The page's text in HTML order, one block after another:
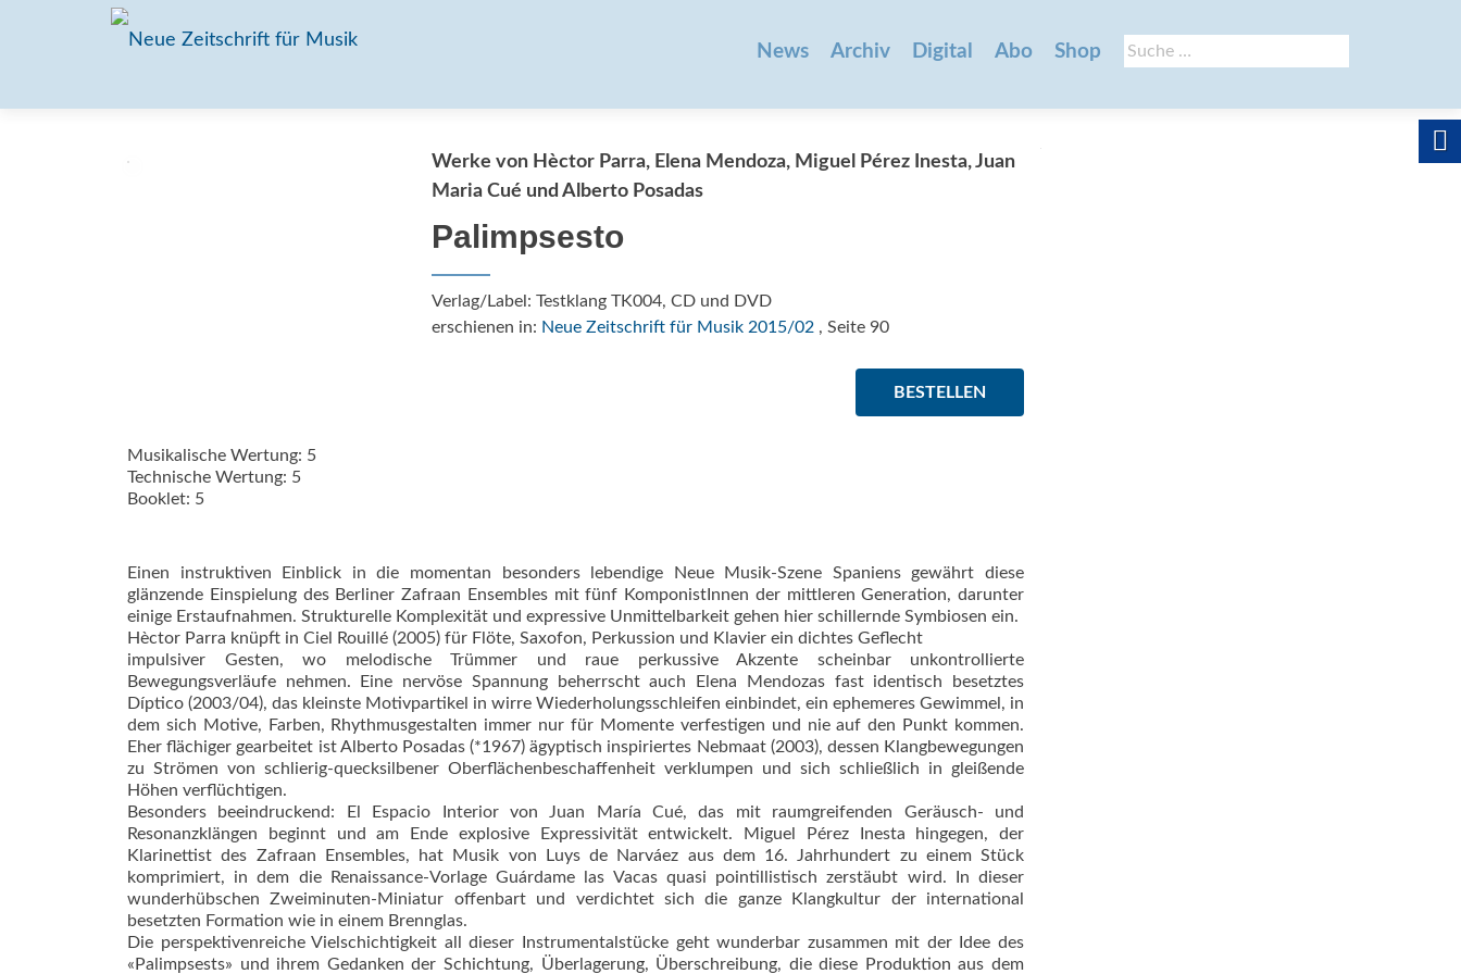
Suche
nach:
News Archiv Digital Abo Shop
Werke von Hèctor Parra, Elena Mendoza, Miguel Pérez Inesta, Juan
Maria Cué und Alberto Posadas
Palimpsesto
Verlag/Label: Testklang TK004, CD und DVD
erschienen in: Neue Zeitschrift für Musik 2015/02, Seite 90
BESTELLEN
Musikalische Wertung: 5
Technische Wertung: 5
Booklet: 5
Einen instruktiven Einblick in die momentan besonders lebendige Neue Musik-Szene Spaniens gewährt diese
glänzende Einspielung des Berliner Zafraan Ensembles mit fünf Kom­ponistInnen der mittleren Generation, darunter
einige Erstaufnahmen. Strukturelle Komplexität und expressive Unmittelbarkeit gehen hier schillernde Symbiosen ein.
Hèctor Parra knüpft in Ciel Rouillé (2005) für Flöte, Saxofon, Perkussion und Klavier ein dichtes Geflecht
impulsiver Gesten, wo melodische Trümmer und raue perkussive Akzente scheinbar unkontrollierte
Bewegungsverläufe nehmen. Eine nervöse Spannung beherrscht auch Elena Mendozas fast identisch besetztes
Díptico (2003/04), das kleinste Motivpartikel in wirre Wiederholungsschleifen einbindet, ein ephemeres Gewimmel, in
dem sich Motive, Farben, Rhythmusgestalten immer nur für Momente verfestigen und nie auf den Punkt kommen.
Eher flächiger gearbeitet ist Alberto Posadas (*1967) ägyptisch inspiriertes Nebmaat (2003), dessen Klangbewegungen
zu Strömen von schlierig-quecksilbener Oberflächenbeschaffenheit verklumpen und sich schließlich in gleißende
Höhen verflüchtigen.
Besonders beeindruckend: El Espacio Interior von Juan María Cué, das mit raumgreifenden Geräusch- und
Resonanzklängen beginnt und am Ende explosive Expressivität entwickelt. Miguel Pérez Inesta hingegen, der
Klarinettist des Zafraan Ensembles, hat Musik von Luys de Narváez aus dem 16. Jahrhundert zu einem Stück
komprimiert, in dem die Renaissance-Vorlage Guárdame las Vacas quasi pointillistisch zerstäubt wird. In dieser
wunderhübschen Zweiminuten-Miniatur offenbart und verdichtet sich die ganze Klangkultur der international
besetzten Formation wie in einem Brennglas.
Die perspektivenreiche Vielschichtigkeit all dieser Instrumentalstücke geht wunderbar zusammen mit der Idee des
«Palimpsests» und ihrem Gedanken der Schichtung, Überlagerung, Überschreibung, die diese Produktion aus dem